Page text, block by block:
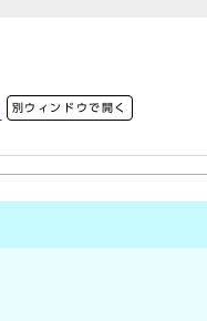
別ウィンドウで開く